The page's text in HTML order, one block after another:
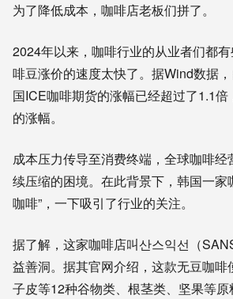
为了降低成本，咖啡店老板们拼了。
2024年以来，咖啡行业的从业者们都
啡豆涨价的速度太快了。据Wind数据
国ICE咖啡期货的涨幅已经超过了1.1
的涨幅。
成本压力传导至消费终端，全球咖啡
续压缩的困境。在此背景下，韩国一家
咖啡”，一下吸引了行业的关注。
据了解，这家咖啡店叫산스익선（
益善洞。据其官网介绍，这款无豆咖啡
子皮等12种谷物类、根茎类、坚果等